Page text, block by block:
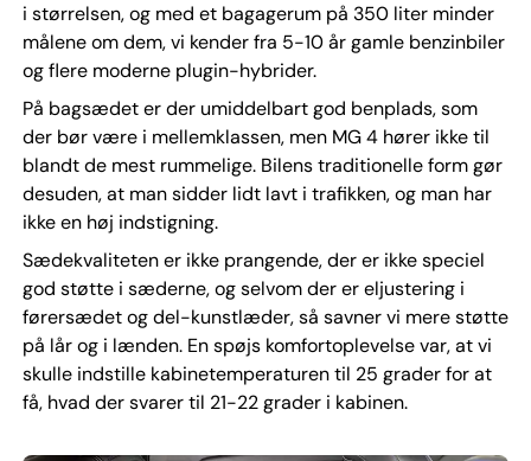
i størrelsen, og med et bagagerum på 350 liter minder
målene om dem, vi kender fra 5-10 år gamle benzinbiler
og flere moderne plugin-hybrider.
På bagsædet er der umiddelbart god benplads, som
der bør være i mellemklassen, men MG 4 hører ikke til
blandt de mest rummelige. Bilens traditionelle form gør
desuden, at man sidder lidt lavt i trafikken, og man har
ikke en høj indstigning.
Sædekvaliteten er ikke prangende, der er ikke speciel
god støtte i sæderne, og selvom der er eljustering i
førersædet og del-kunstlæder, så savner vi mere støtte
på lår og i lænden. En spøjs komfortoplevelse var, at vi
skulle indstille kabinetemperaturen til 25 grader for at
få, hvad der svarer til 21-22 grader i kabinen.